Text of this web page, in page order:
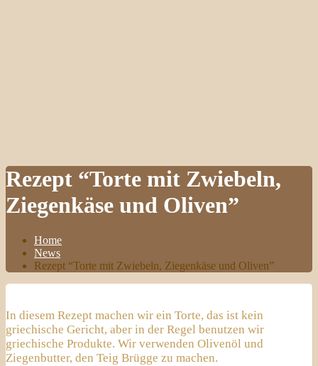
Rezept “Torte mit Zwiebeln,
Ziegenkäse und Oliven”
Home
News
Rezept “Torte mit Zwiebeln, Ziegenkäse und Oliven”
In diesem Rezept machen wir ein Torte, das ist kein
griechische Gericht, aber in der Regel benutzen wir
griechische Produkte. Wir verwenden Olivenöl und
Ziegenbutter, den Teig Brügge zu machen.